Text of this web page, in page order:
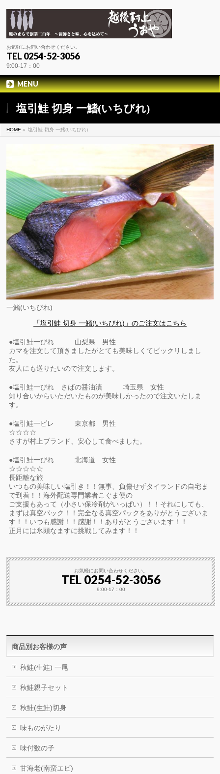
お気軽にお問い合わせください。
TEL 0254-52-3056
9:00-17：00
MENU
塩引鮭 切身 一鰭(いちびれ)
HOME » 塩引鮭 切身 一鰭(いちびれ)
一鰭(いちびれ)
「塩引鮭 切身 一鰭(いちびれ)」のご注文はこちら
●塩引鮭一びれ 山梨県 男性
カマを注文して頂きましたがとても美味しくてビックリしまし
た。
友人にも送りたいので注文します。
●塩引鮭一びれ さばの醤油漬 埼玉県 女性
知り合いからいただいたものが美味しかったので注文いたしま
す。
●塩引鮭一ビレ 東京都 男性
☆☆☆☆
さすが村上ブランド、安心して食べました。
●塩引鮭一びれ 北海道 女性
☆☆☆☆☆
長距離な旅
いつもの美味しい塩引き！！無事、負傷せずタイランドの自宅ま
で到着！！海外配送専門業者こぐま便の
ご支援もあって（小さい保冷剤がいっぱい）！！それにしても、
まずは真空パック！！完全なる真空パックをありがとうございま
す！！いつも感謝！！感謝！！ありがとうございます！！
正月には氷頭なますに挑戦してみます！！
お気軽にお問い合わせください。
TEL 0254-52-3056
9:00-17：00
商品別お客様の声
秋鮭(生鮭) 一尾
秋鮭親子セット
秋鮭(生鮭)切身
味ものがたり
味付数の子
甘海老(南蛮エビ)